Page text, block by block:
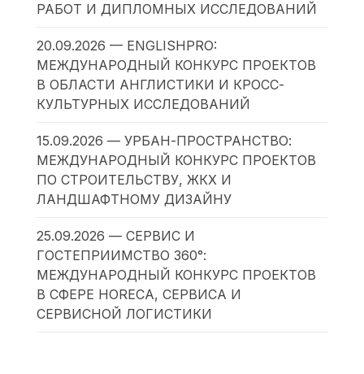
РАБОТ И ДИПЛОМНЫХ ИССЛЕДОВАНИЙ
20.09.2026 — ENGLISHPRO:
МЕЖДУНАРОДНЫЙ КОНКУРС ПРОЕКТОВ
В ОБЛАСТИ АНГЛИСТИКИ И КРОСС-
КУЛЬТУРНЫХ ИССЛЕДОВАНИЙ
15.09.2026 — УРБАН-ПРОСТРАНСТВО:
МЕЖДУНАРОДНЫЙ КОНКУРС ПРОЕКТОВ
ПО СТРОИТЕЛЬСТВУ, ЖКХ И
ЛАНДШАФТНОМУ ДИЗАЙНУ
25.09.2026 — СЕРВИС И
ГОСТЕПРИИМСТВО 360°:
МЕЖДУНАРОДНЫЙ КОНКУРС ПРОЕКТОВ
В СФЕРЕ HORECA, СЕРВИСА И
СЕРВИСНОЙ ЛОГИСТИКИ